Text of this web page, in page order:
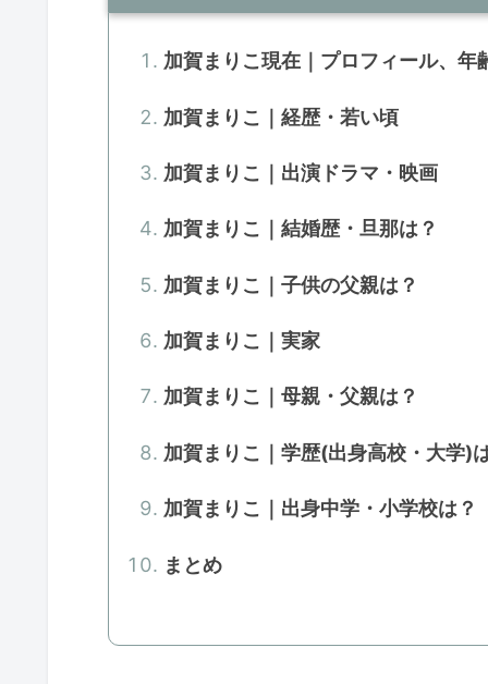
加賀まりこ現在｜プロフィール、年
加賀まりこ｜経歴・若い頃
加賀まりこ｜出演ドラマ・映画
加賀まりこ｜結婚歴・旦那は？
加賀まりこ｜子供の父親は？
加賀まりこ｜実家
加賀まりこ｜母親・父親は？
加賀まりこ｜学歴(出身高校・大学)
加賀まりこ｜出身中学・小学校は？
まとめ